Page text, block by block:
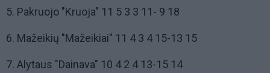
5. Pakruojo "Kruoja" 11 5 3 3 11- 9 18
6. Mažeikių "Mažeikiai" 11 4 3 4 15-13 15
7. Alytaus "Dainava" 10 4 2 4 13-15 14